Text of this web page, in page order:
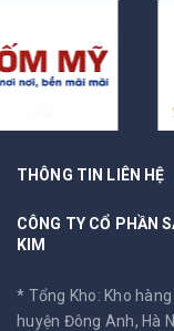
THÔNG TIN LIÊN HỆ
CÔNG TY CỔ PHẦN
KIM
* Tổng Kho: Kho
huyện Đông Anh, Hà